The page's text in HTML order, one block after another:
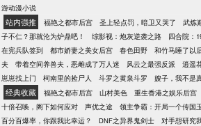
游动漫小说
站内强推 福艳之都市后宫 圣上轻点罚，暗卫又哭了 武炼
子不仁？那就沦为炉鼎吧！
综影视：炮灰逆袭之路 四合院：
在宪兵队签到
都市娇妻之美女后宫 春色田野 和竹马睡了以
夫
带着空间养兽夫，恶雌成了万人迷 风云之最强反派 逍遥
崽崽找上门
柯南里的捡尸人 斗罗之黄泉斗罗 嫂子，我不是
经典收藏 福艳之都市后宫 山村美色 重生香港之娱乐后宫
十倍召唤，阁下如何应对
声优之途 领主争霸：开局一个传国
百分百爆率，你跟我比幸运？
DNF之异界鬼剑士 对手想研究